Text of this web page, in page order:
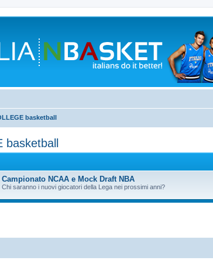
basketball
basketball
Campionato NCAA e Mock Draft NBA
Chi saranno i nuovi giocatori della Lega nei prossimi anni?